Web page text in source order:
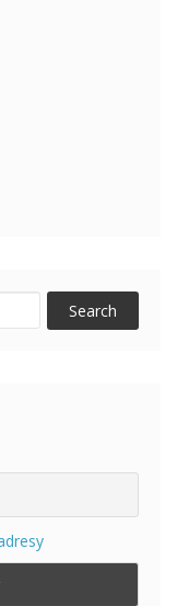
Search